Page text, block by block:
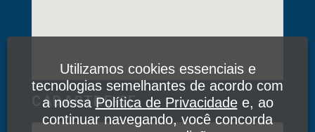
CADASTRE-SE
Utilizamos cookies essenciais e
tecnologias semelhantes de acordo com
a nossaPolítica de Privacidadee, ao
continuar navegando, você concorda